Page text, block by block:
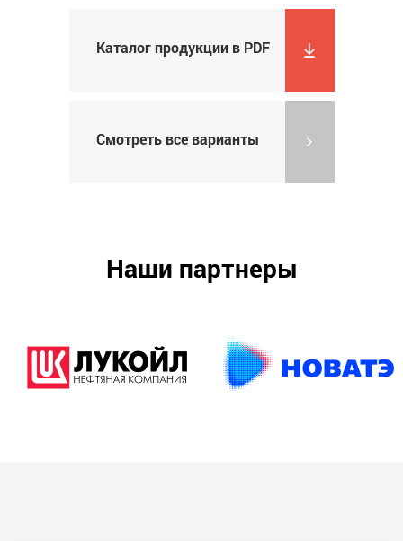
Каталог продукции в PDF
Смотреть все варианты
Наши партнеры